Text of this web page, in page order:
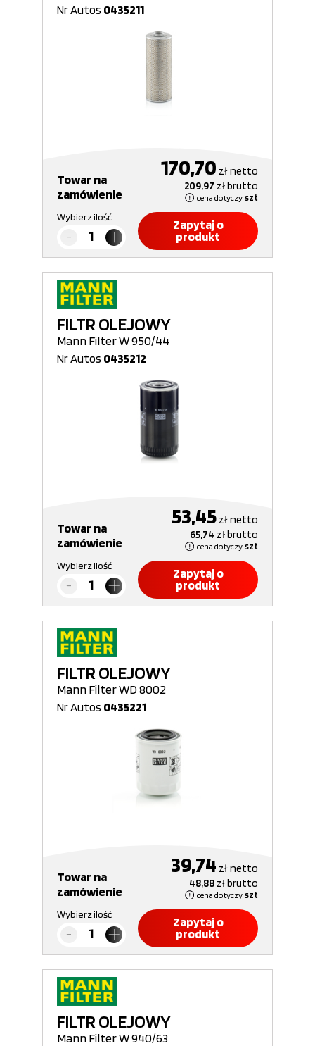
Nr Autos 0435211
Towar na
zamówienie
170,70 złnetto
209,97 złbrutto
cena dotyczy szt
Wybierz ilość
Zapytaj o
produkt
FILTR OLEJOWY
Mann Filter W 950/44
Nr Autos 0435212
Towar na
zamówienie
53,45 złnetto
65,74 złbrutto
cena dotyczy szt
Wybierz ilość
Zapytaj o
produkt
FILTR OLEJOWY
Mann Filter WD 8002
Nr Autos 0435221
Towar na
zamówienie
39,74 złnetto
48,88 złbrutto
cena dotyczy szt
Wybierz ilość
Zapytaj o
produkt
FILTR OLEJOWY
Mann Filter W 940/63